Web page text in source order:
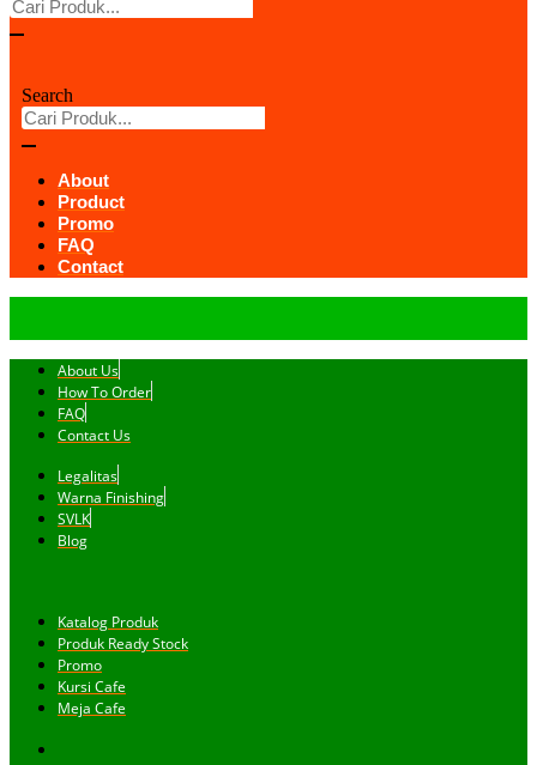
Search
About
Product
Promo
FAQ
Contact
About Us
How To Order
FAQ
Contact Us
Legalitas
Warna Finishing
SVLK
Blog
Katalog Produk
Produk Ready Stock
Promo
Kursi Cafe
Meja Cafe